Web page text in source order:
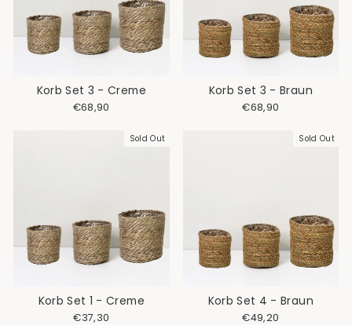
Korb Set 3 - Creme
€68,90
Korb Set 3 - Braun
€68,90
Sold Out
Korb Set 1 - Creme
€37,30
Sold Out
Korb Set 4 - Braun
€49,20